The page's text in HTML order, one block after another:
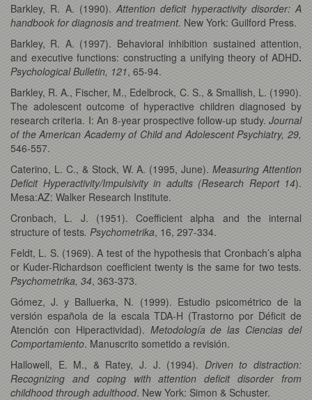
Barkley, R. A. (1990). Attention deficit hyperactivity disorder: A
handbook for diagnosis and treatment. New York: Guilford Press.
Barkley, R. A. (1997). Behavioral inhibition sustained attention,
and executive functions: constructing a unifying theory of ADHD.
Psychological Bulletin, 121, 65-94.
Barkley, R. A., Fischer, M., Edelbrock, C. S., & Smallish, L. (1990).
The adolescent outcome of hyperactive children diagnosed by
research criteria. I: An 8-year prospective follow-up study. Journal
of the American Academy of Child and Adolescent Psychiatry, 29,
546-557.
Caterino, L. C., & Stock, W. A. (1995, June).Measuring Attention
Deficit Hyperactivity/Impulsivity in adults (Research Report 14).
Mesa:AZ: Walker Research Institute.
Cronbach, L. J. (1951). Coefficient alpha and the internal
structure of tests. Psychometrika, 16, 297-334.
Feldt, L. S. (1969). A test of the hypothesis that Cronbach’s alpha
or Kuder-Richardson coefficient twenty is the same for two tests.
Psychometrika, 34, 363-373.
Gómez, J. y Balluerka, N. (1999). Estudio psicométrico de la
versión española de la escala TDA-H (Trastorno por Déficit de
Atención con Hiperactividad). Metodología de las Ciencias del
Comportamiento. Manuscrito sometido a revisión.
Hallowell, E. M., & Ratey, J. J. (1994). Driven to distraction:
Recognizing and coping with attention deficit disorder from
childhood through adulthood. New York: Simon & Schuster.